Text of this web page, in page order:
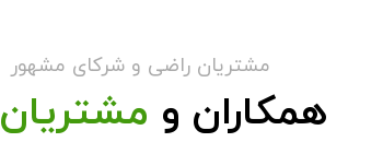
مشتریان راضی و شرکای مشهور
همکاران و مشتریان